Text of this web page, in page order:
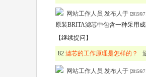
网站工作人员 发布人于 [2015/6/7
原装BRITA滤芯中包含一种采用
【继续提问】
82 滤芯的工作原理是怎样的？
网站工作人员 发布人于 [2015/6/7